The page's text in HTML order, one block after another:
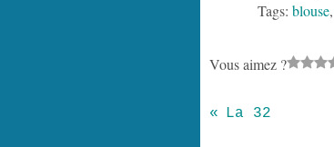
Tags: blouse,
Vous aimez ?
La 32